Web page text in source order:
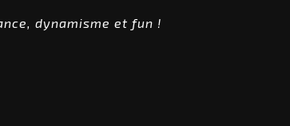
dynamisme et fun !